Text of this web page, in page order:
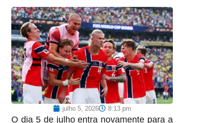
julho 5, 2026 8:13 pm
O dia 5 de julho entra novamente para a